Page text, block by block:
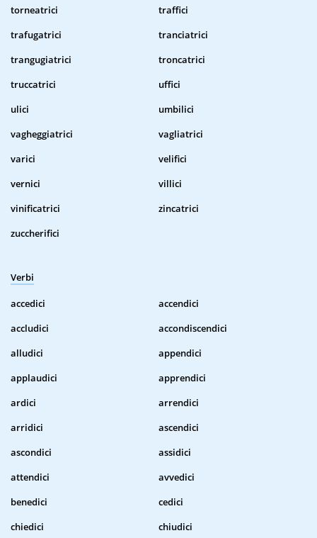
torneatrici
traffici
trafugatrici
tranciatrici
trangugiatrici
troncatrici
truccatrici
uffici
ulici
umbilici
vagheggiatrici
vagliatrici
varici
velifici
vernici
villici
vinificatrici
zincatrici
zuccherifici
Verbi
accedici
accendici
accludici
accondiscendici
alludici
appendici
applaudici
apprendici
ardici
arrendici
arridici
ascendici
ascondici
assidici
attendici
avvedici
benedici
cedici
chiedici
chiudici